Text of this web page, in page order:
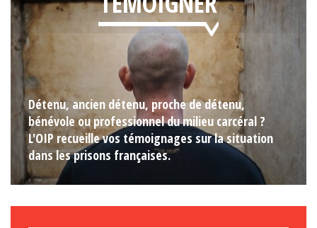
Détenu, ancien détenu, proche de détenu,
bénévole ou professionnel du milieu carcéral ?
L'OIP recueille vos témoignages sur la situation
dans les prisons françaises.